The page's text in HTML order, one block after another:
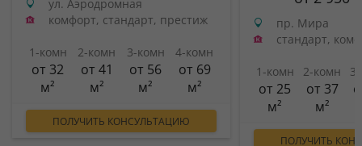
ул. Аэродромная
комфорт, стандарт, престиж
1-комн
от 32
м²
2-комн
от 41
м²
3-комн
от 56
м²
4-комн
от 69
м²
ПОЛУЧИТЬ КОНСУЛЬТАЦИЮ
пр. Мира
стандарт,
1-комн
от 25
м²
2-комн
от 37
м²
ПОЛУЧИТЬ